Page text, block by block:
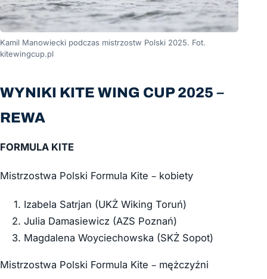
Kamil Manowiecki podczas mistrzostw Polski 2025. Fot.
kitewingcup.pl
WYNIKI KITE WING CUP 2025 –
REWA
FORMULA KITE
Mistrzostwa Polski Formula Kite – kobiety
Izabela Satrjan (UKŻ Wiking Toruń)
Julia Damasiewicz (AZS Poznań)
Magdalena Woyciechowska (SKŻ Sopot)
Mistrzostwa Polski Formula Kite – mężczyźni